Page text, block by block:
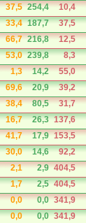
37,5 254,4 10,4
33,4 187,7 37,5
66,7 216,8 12,5
53,0 239,8 8,3
1,3 14,2 55,0
69,6 20,9 39,2
38,4 80,5 31,7
16,7 26,3 137,6
41,7 17,9 153,5
30,0 14,6 92,2
2,1 2,9 404,5
1,7 2,5 404,5
0,0 0,0 341,9
0,0 0,0 341,9